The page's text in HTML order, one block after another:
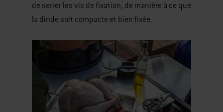
de serrer les vis de fixation, de manière à ce que
la dinde soit compacte et bien fixée.